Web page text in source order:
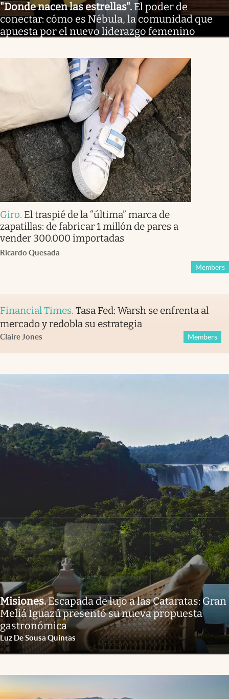
"Donde nacen las estrellas". El poder de
conectar: cómo es Nébula, la comunidad que
apuesta por el nuevo liderazgo femenino
Giro. El traspié de la “última” marca de
zapatillas: de fabricar 1 millón de pares a
vender 300.000 importadas
Ricardo Quesada
Members
Financial Times. Tasa Fed: Warsh se enfrenta al
mercado y redobla su estrategia
Claire Jones Members
Misiones.Escapada de lujo a las Cataratas: Gran
Meliá Iguazú presentó su nueva propuesta
gastronómica
Luz De Sousa Quintas